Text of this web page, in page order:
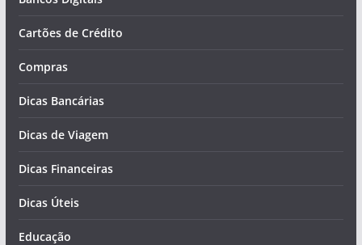
Cartões de Crédito
Compras
Dicas Bancárias
Dicas de Viagem
Dicas Financeiras
Dicas Úteis
Educação